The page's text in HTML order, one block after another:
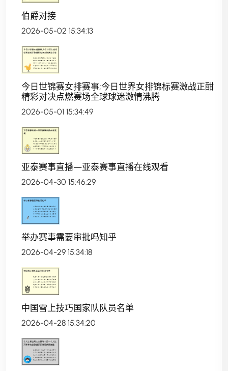
伯爵对接
2026-05-02 15:34:13
今日世锦赛女排赛事;今日世界女排锦标赛激战正酣
精彩对决点燃赛场全球球迷激情沸腾
2026-05-01 15:34:49
亚泰赛事直播—亚泰赛事直播在线观看
2026-04-30 15:46:29
举办赛事需要审批吗知乎
2026-04-29 15:34:18
中国雪上技巧国家队队员名单
2026-04-28 15:34:20